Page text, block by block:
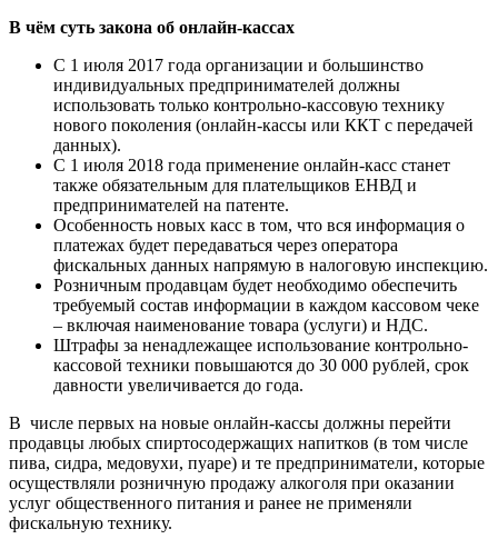
В чём суть закона об онлайн-кассах
С 1 июля 2017 года организации и большинство
индивидуальных предпринимателей должны
использовать только контрольно-кассовую технику
нового поколения (онлайн-кассы или ККТ с передачей
данных).
С 1 июля 2018 года применение онлайн-касс станет
также обязательным для плательщиков ЕНВД и
предпринимателей на патенте.
Особенность новых касс в том, что вся информация о
платежах будет передаваться через оператора
фискальных данных напрямую в налоговую инспекцию.
Розничным продавцам будет необходимо обеспечить
требуемый состав информации в каждом кассовом чеке
– включая наименование товара (услуги) и НДС.
Штрафы за ненадлежащее использование контрольно-
кассовой техники повышаются до 30 000 рублей, срок
давности увеличивается до года.
В числе первых на новые онлайн-кассы должны перейти
продавцы любых спиртосодержащих напитков (в том числе
пива, сидра, медовухи, пуаре) и те предприниматели, которые
осуществляли розничную продажу алкоголя при оказании
услуг общественного питания и ранее не применяли
фискальную технику.